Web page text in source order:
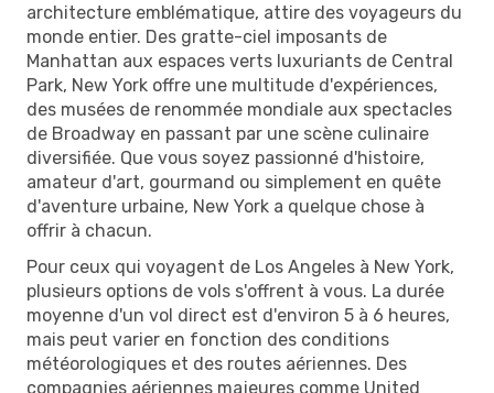
architecture emblématique, attire des voyageurs du
monde entier. Des gratte-ciel imposants de
Manhattan aux espaces verts luxuriants de Central
Park, New York offre une multitude d'expériences,
des musées de renommée mondiale aux spectacles
de Broadway en passant par une scène culinaire
diversifiée. Que vous soyez passionné d'histoire,
amateur d'art, gourmand ou simplement en quête
d'aventure urbaine, New York a quelque chose à
offrir à chacun.
Pour ceux qui voyagent de Los Angeles à New York,
plusieurs options de vols s'offrent à vous. La durée
moyenne d'un vol direct est d'environ 5 à 6 heures,
mais peut varier en fonction des conditions
météorologiques et des routes aériennes. Des
compagnies aériennes majeures comme United